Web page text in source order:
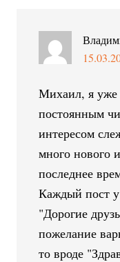
Михаил, я уже
постоянным
интересом
много нового
последнее
Каждый пост у
"Дорогие
пожелание
то вроде